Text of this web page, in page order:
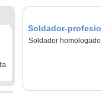
Soldador-
Soldador